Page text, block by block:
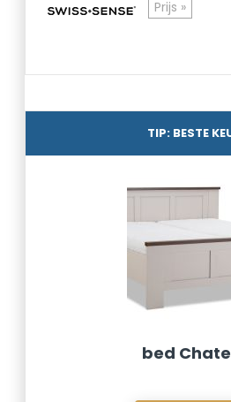
Prijs »
TIP: BESTE
bed